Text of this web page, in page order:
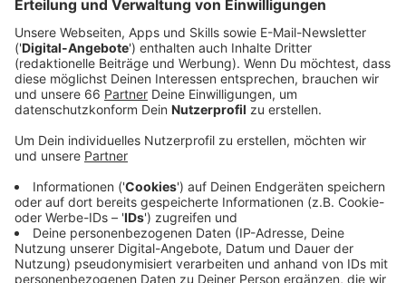
Anzeige
Öffnungszeiten und Fahrgeschäfte
Anzeige
Offiziell eröffnet wird sie dann gegen 16 Uhr von
OberbürgermeisterStephan Kellermit einem
Fassanstich. Die Kirmes läuft eine Woche lang und
startet jeden Tag um 14 Uhr. Insgesamt gibt es rund